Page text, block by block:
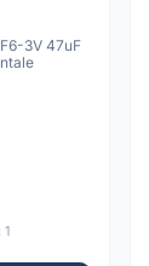
3V 47uF
1